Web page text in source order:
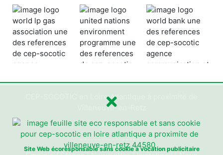
Site Web écoresponsable sans cookie à vocation publicitaire
CEP-SOCOTIC en Loire Atlantique à proximité de
Villeneuve-en-Retz
------------------